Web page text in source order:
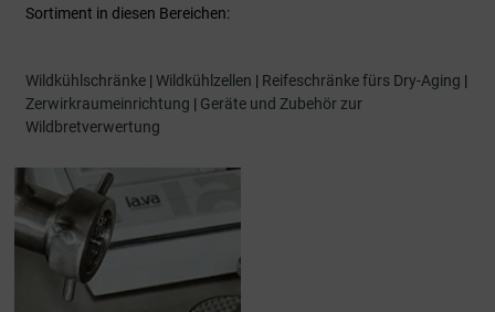
Sortiment in diesen Bereichen:
Wildkühlschränke | Wildkühlzellen | Reifeschränke fürs Dry-Aging |
Zerwirkraumeinrichtung | Geräte und Zubehör zur
Wildbretverwertung